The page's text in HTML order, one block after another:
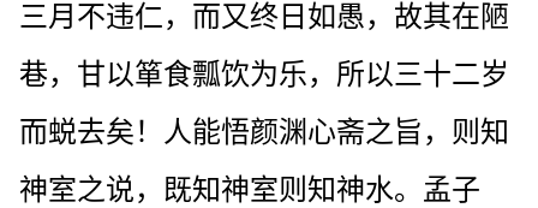
三月不违仁，而又终日如愚，故其在陋
巷，甘以箪食瓢饮为乐，所以三十二岁
而蜕去矣！人能悟颜渊心斋之旨，则知
神室之说，既知神室则知神水。孟子